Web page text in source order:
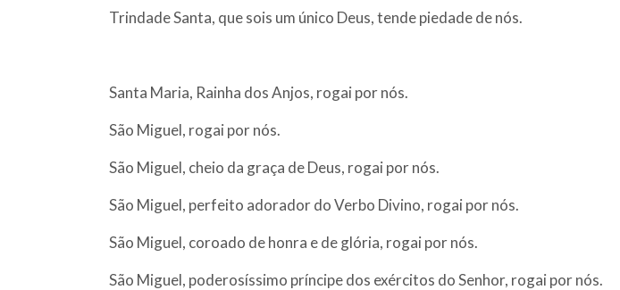
Trindade Santa, que sois um único Deus, tende piedade de nós.
Santa Maria, Rainha dos Anjos, rogai por nós.
São Miguel, rogai por nós.
São Miguel, cheio da graça de Deus, rogai por nós.
São Miguel, perfeito adorador do Verbo Divino, rogai por nós.
São Miguel, coroado de honra e de glória, rogai por nós.
São Miguel, poderosíssimo príncipe dos exércitos do Senhor, rogai por nós.